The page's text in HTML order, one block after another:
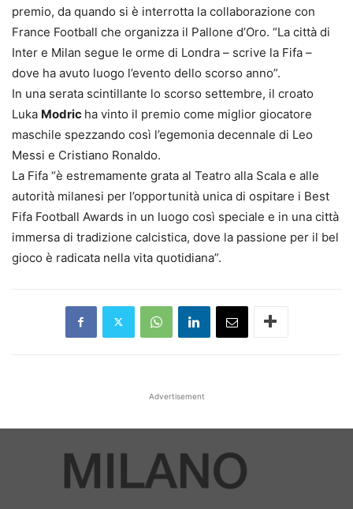
premio, da quando si è interrotta la collaborazione con
France Football che organizza il Pallone d’Oro. “La città di
Inter e Milan segue le orme di Londra – scrive la Fifa –
dove ha avuto luogo l’evento dello scorso anno”.
In una serata scintillante lo scorso settembre, il croato
Luka Modric ha vinto il premio come miglior giocatore
maschile spezzando così l’egemonia decennale di Leo
Messi e Cristiano Ronaldo.
La Fifa “è estremamente grata al Teatro alla Scala e alle
autorità milanesi per l’opportunità unica di ospitare i Best
Fifa Football Awards in un luogo così speciale e in una città
immersa di tradizione calcistica, dove la passione per il bel
gioco è radicata nella vita quotidiana”.
Advertisement